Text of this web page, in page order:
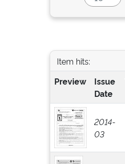
Item hits:
Preview
Issue
Date
2014-
03